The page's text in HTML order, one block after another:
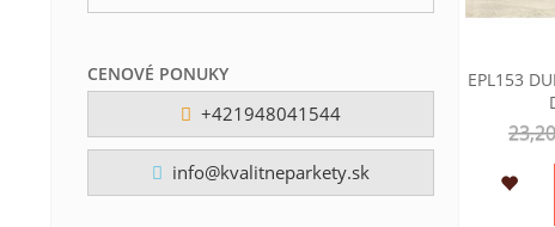
EPL153
CENOVÉ PONUKY
+421948041544
info@kvalitneparkety.sk